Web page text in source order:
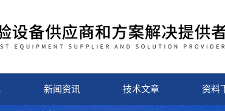
新闻资讯 技术文章 资料